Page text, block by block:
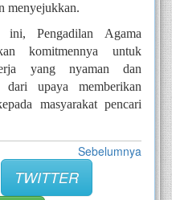
menyejukkan.
ini, Pengadilan Agama
komitmennya untuk
yang nyaman dan
dari upaya memberikan
masyarakat pencari
Sebelumnya
TWITTER